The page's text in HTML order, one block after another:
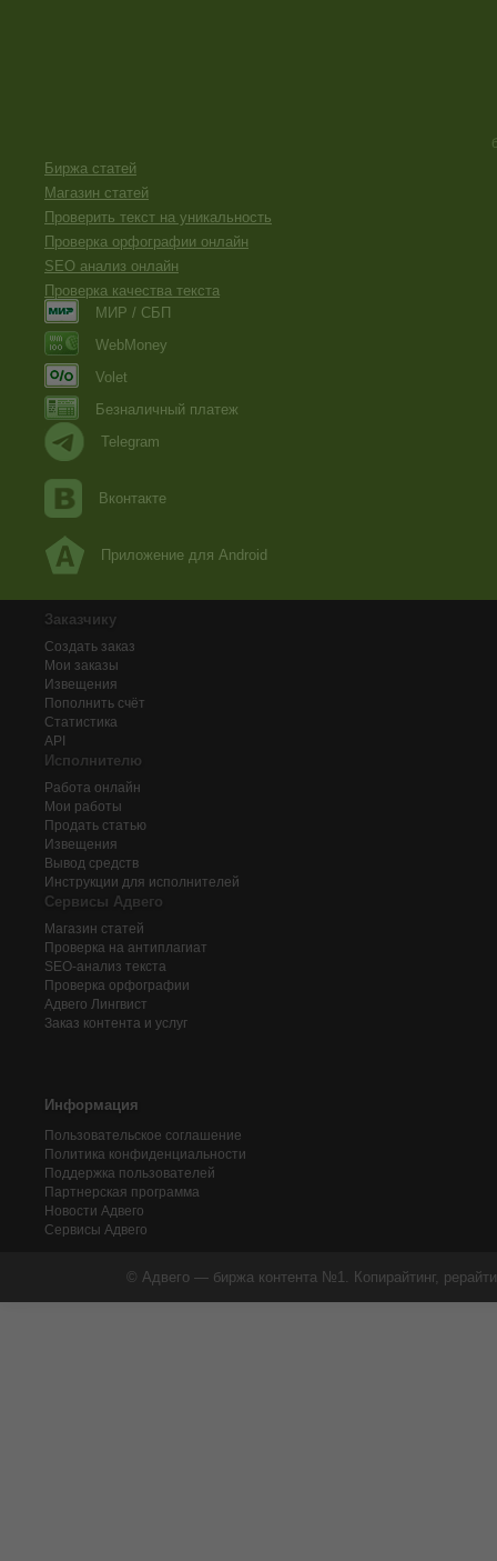
Биржа статей
Магазин статей
Проверить текст на уникальность
Проверка орфографии онлайн
SEO анализ онлайн
Проверка качества текста
МИР / СБП
WebMoney
Volet
Безналичный платеж
Telegram
Вконтакте
Приложение для Android
Заказчику
Создать заказ
Мои заказы
Извещения
Пополнить счёт
Статистика
API
Исполнителю
Работа онлайн
Мои работы
Продать статью
Извещения
Вывод средств
Инструкции для исполнителей
Сервисы Адвего
Магазин статей
Проверка на антиплагиат
SEO-анализ текста
Проверка орфографии
Адвего Лингвист
Заказ контента и услуг
Информация
Пользовательское соглашение
Политика конфиденциальности
Поддержка пользователей
Партнерская программа
Новости Адвего
Сервисы Адвего
© Адвего — биржа контента №1. Копирайтинг,